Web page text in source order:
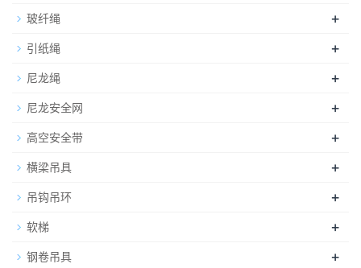
玻纤绳 +
引纸绳 +
尼龙绳 +
尼龙安全网 +
高空安全带 +
横梁吊具 +
吊钩吊环 +
软梯 +
钢卷吊具 +